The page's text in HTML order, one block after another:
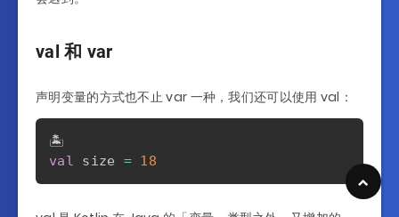
val 和 var
声明变量的方式也不止 var 一种，我们还可以使用 val：
val size = 18